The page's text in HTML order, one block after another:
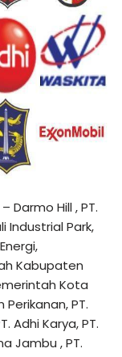
Darmo Hill , PT.
Industrial Park,
Kabupaten
Kota
PT.
Adhi Karya, PT.
Jambu , PT.